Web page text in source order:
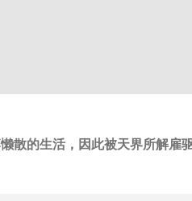
散的生活，因此被天界所解雇